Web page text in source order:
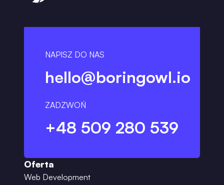
NAPISZ DO NAS
hello@boringowl.io
ZADZWOŃ
+48 509 280 539
Oferta
Web Development